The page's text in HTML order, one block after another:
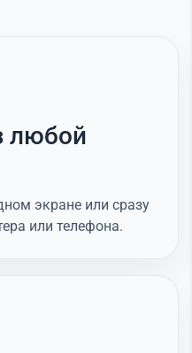
любой
экране или сразу
или телефона.